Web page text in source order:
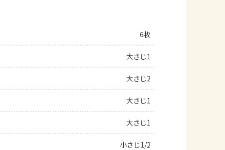
よくあるお問い合わせ
お買い物
6枚
大さじ1
大さじ2
大さじ1
大さじ1
小さじ1/2